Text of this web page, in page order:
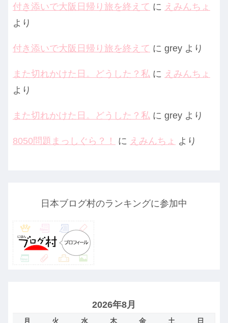
付き添いで大阪日帰り旅を終えて に えみんちょ
より
付き添いで大阪日帰り旅を終えて に grey より
また切れかけた日。どうした？私 に えみんちょ
より
また切れかけた日。どうした？私 に grey より
8050問題まっしぐら？！ に えみんちょ より
日本ブログ村のランキングに参加中
2026年8月
月 火 水 木 金 土
日